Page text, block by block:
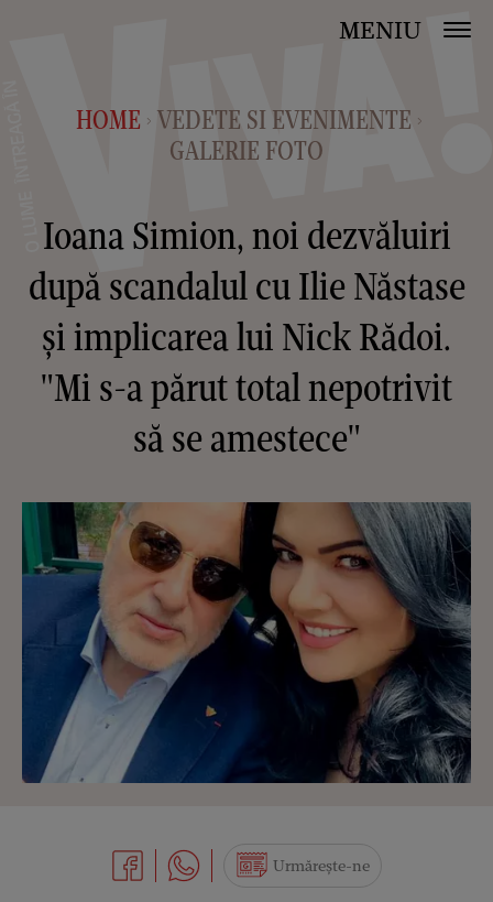
MENIU
HOME > VEDETE SI EVENIMENTE >
GALERIE FOTO
Ioana Simion, noi dezvăluiri
după scandalul cu Ilie Năstase
și implicarea lui Nick Rădoi.
"Mi s-a părut total nepotrivit
să se amestece"
Urmărește-ne